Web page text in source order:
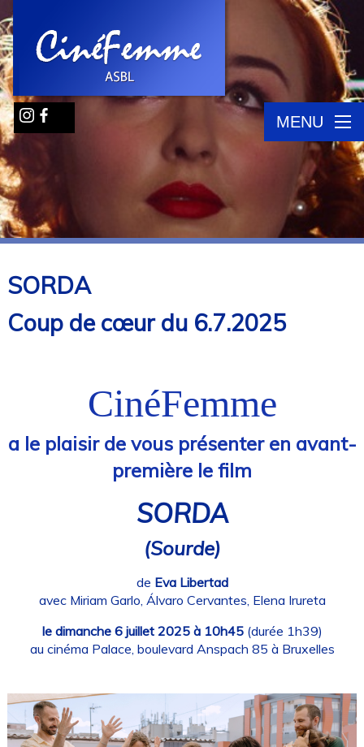
MENU
SORDA
Coup de cœur du 6.7.2025
CinéFemme
a le plaisir de vous présenter en avant-
première le film
SORDA
(Sourde)
de Eva Libertad
avec Miriam Garlo, Álvaro Cervantes, Elena Irureta
le dimanche 6 juillet 2025 à 10h45(durée 1h39)
au cinéma Palace, boulevard Anspach 85 à Bruxelles